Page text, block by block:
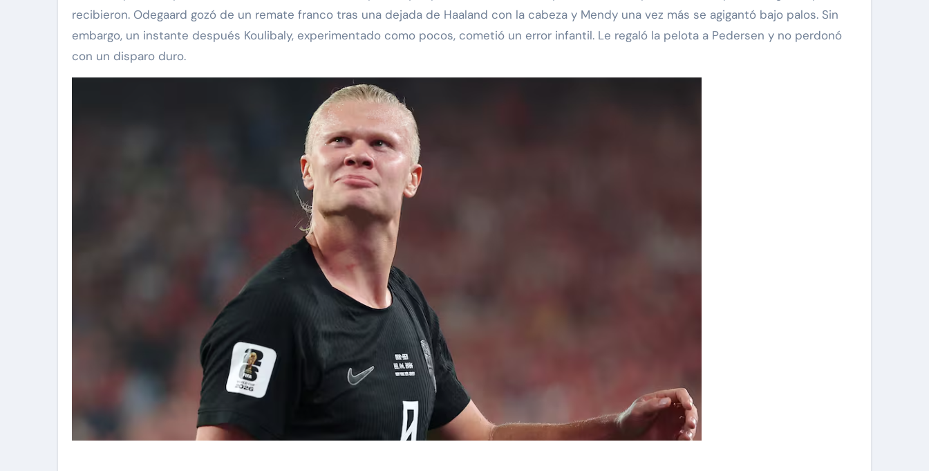
recibieron. Odegaard gozó de un remate franco tras una dejada de Haaland con la cabeza y Mendy una vez más se agigantó bajo palos. Sin
embargo, un instante después Koulibaly, experimentado como pocos, cometió un error infantil. Le regaló la pelota a Pedersen y no perdonó
con un disparo duro.